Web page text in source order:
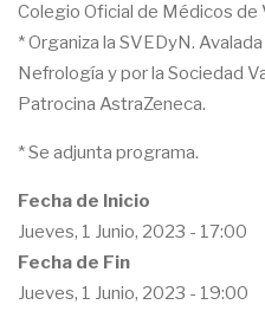
Colegio Oficial de Médicos de
* Organiza la SVEDyN.
Nefrología y por la Sociedad
Patrocina AstraZeneca.
* Se adjunta programa.
Fecha de Inicio
Jueves, 1 Junio, 2023 - 17:00
Fecha de Fin
Jueves, 1 Junio, 2023 - 19:00